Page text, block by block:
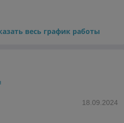
весь график работы
18.09.2024